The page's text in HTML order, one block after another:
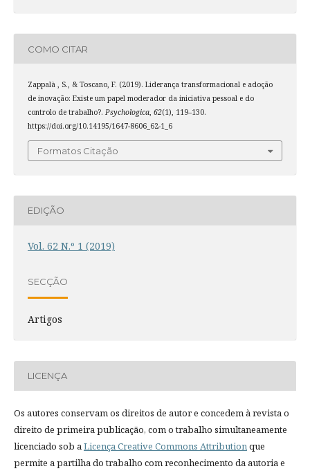
COMO CITAR
Zappalà , S., & Toscano, F. (2019). Liderança transformacional e adoção
de inovação: Existe um papel moderador da iniciativa pessoal e do
controlo de trabalho?. Psychologica, 62(1), 119–130.
https://doi.org/10.14195/1647-8606_62-1_6
Formatos Citação
EDIÇÃO
Vol. 62 N.º 1 (2019)
SECÇÃO
Artigos
LICENÇA
Os autores conservam os direitos de autor e concedem à revista o
direito de primeira publicação, com o trabalho simultaneamente
licenciado sob aLicença Creative Commons Attributionque
permite a partilha do trabalho com reconhecimento da autoria e